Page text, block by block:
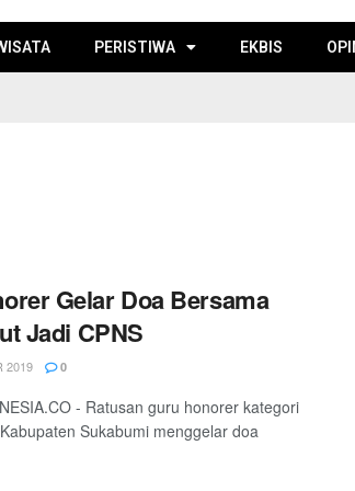
PERISTIWA EKBIS
Gelar Doa Bersama
Jadi CPNS
2019 0
- Ratusan guru honorer kategori
Sukabumi menggelar doa